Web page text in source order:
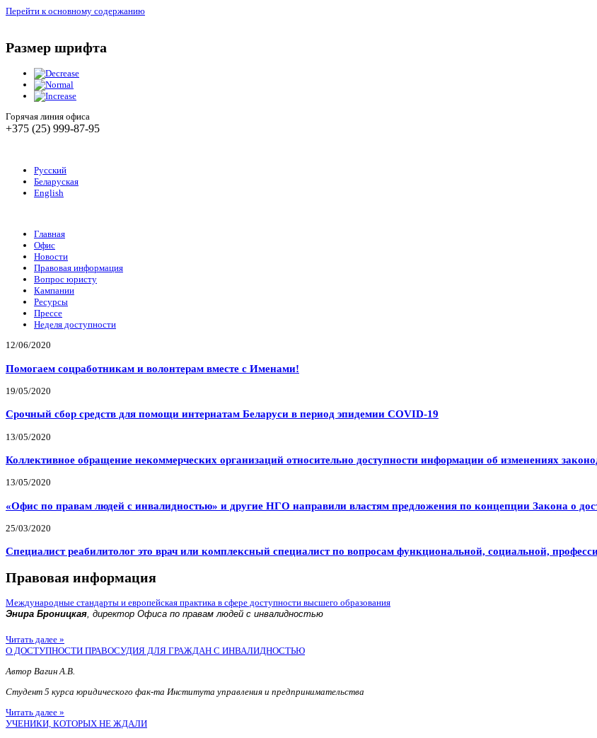
Перейти к основному содержанию
Размер шрифта
Горячая линия офиса
+375 (25) 999-87-95
Русский
Беларуская
English
Главная
Офис
Новости
Правовая информация
Вопрос юристу
Кампании
Ресурсы
Прессе
Неделя доступности
12/06/2020
Помогаем соцработникам и волонтерам вместе с Именами!
19/05/2020
Срочный сбор средств для помощи интернатам Беларуси в период эпидемии COVID-19
13/05/2020
Коллективное обращение некоммерческих организаций относительно доступности информации об изменениях
13/05/2020
«Офис по правам людей с инвалидностью» и другие НГО направили властям предложения по концепции Закона о
25/03/2020
Специалист реабилитолог это врач или комплексный специалист по вопросам функциональной, социальной,
Правовая информация
Международные стандарты и европейская практика в сфере доступности высшего образования
Энира Броницкая, директор Офиса по правам людей с инвалидностью
Читать далее »
О ДОСТУПНОСТИ ПРАВОСУДИЯ ДЛЯ ГРАЖДАН С ИНВАЛИДНОСТЬЮ
Автор Вагин А.В.
Студент 5 курса юридического фак-та Института управления и предпринимательства
Читать далее »
УЧЕНИКИ, КОТОРЫХ НЕ ЖДАЛИ